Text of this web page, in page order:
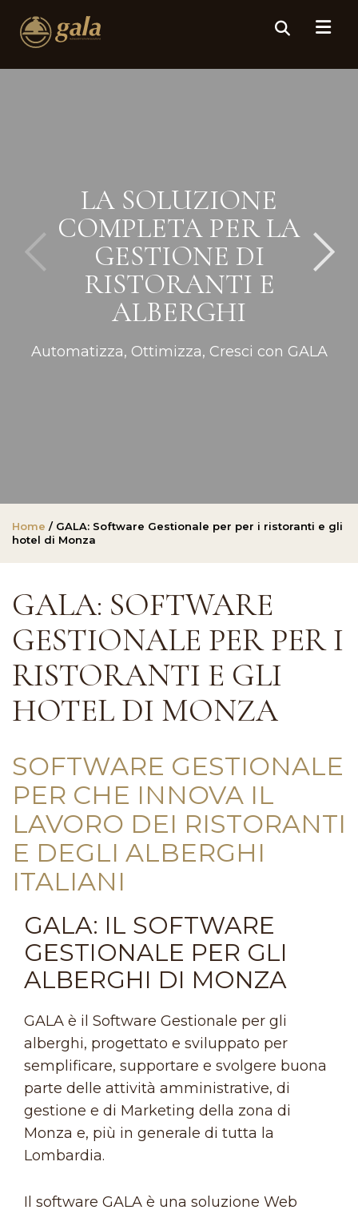
LA SOLUZIONE
COMPLETA PER LA
GESTIONE DI
RISTORANTI E
ALBERGHI
Automatizza, Ottimizza, Cresci con GALA
Home / GALA: Software Gestionale per per i ristoranti e gli
hotel di Monza
GALA: SOFTWARE
GESTIONALE PER PER I
RISTORANTI E GLI
HOTEL DI MONZA
SOFTWARE GESTIONALE
PER CHE INNOVA IL
LAVORO DEI RISTORANTI
E DEGLI ALBERGHI
ITALIANI
GALA: IL SOFTWARE
GESTIONALE PER GLI
ALBERGHI DI MONZA
GALA è il Software Gestionale per gli
alberghi, progettato e sviluppato per
semplificare, supportare e svolgere buona
parte delle attività amministrative, di
gestione e di Marketing della zona di
Monza e, più in generale di tutta la
Lombardia.
Il software GALA è una soluzione Web